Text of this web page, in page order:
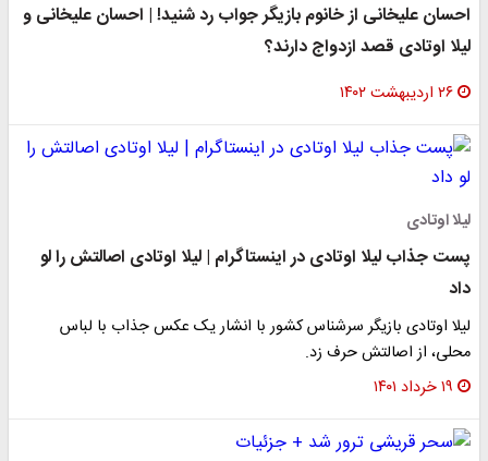
احسان علیخانی از خانوم بازیگر جواب رد شنید! | احسان علیخانی و
لیلا اوتادی قصد ازدواج دارند؟
۲۶ اردیبهشت ۱۴۰۲
لیلا اوتادی
پست جذاب لیلا اوتادی در اینستاگرام | لیلا اوتادی اصالتش را لو
داد
لیلا اوتادی بازیگر سرشناس کشور با انشار یک عکس جذاب با لباس
محلی، از اصالتش حرف زد.
۱۹ خرداد ۱۴۰۱